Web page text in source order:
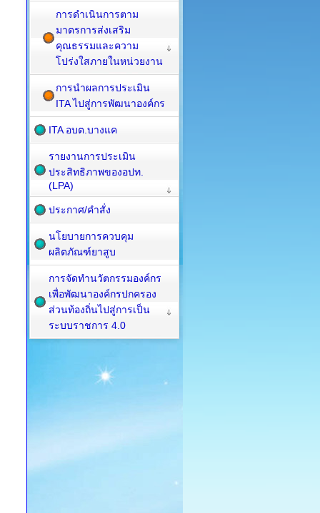
การดำเนินการตาม
มาตรการส่งเสริม
คุณธรรมและความ
โปร่งใสภายในหน่วยงาน
การนำผลการประเมิน
ITA ไปสู่การพัฒนาองค์กร
ITA อบต.บางแค
รายงานการประเมิน
ประสิทธิภาพของอปท.
(LPA)
ประกาศ/คำสั่ง
นโยบายการควบคุม
ผลิตภัณฑ์ยาสูบ
การจัดทำนวัตกรรมองค์กร
เพื่อพัฒนาองค์กรปกครอง
ส่วนท้องถิ่นไปสู่การเป็น
ระบบราชการ 4.0